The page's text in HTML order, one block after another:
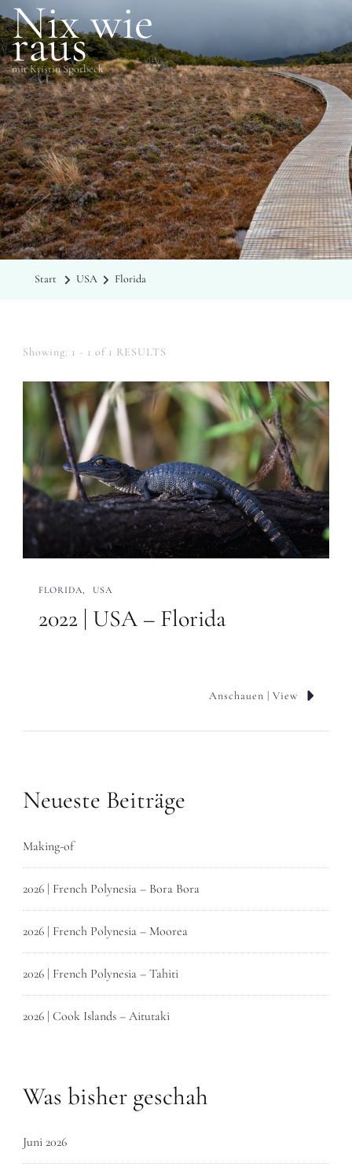
Nix wie
raus
mit Kristin Sporbeck
KATEGORIE
Florida
Start USA Florida
Showing: 1 - 1 of 1 RESULTS
FLORIDA USA
2022 | USA – Florida
Anschauen | View
Neueste Beiträge
Making-of
2026 | French Polynesia – Bora Bora
2026 | French Polynesia – Moorea
2026 | French Polynesia – Tahiti
2026 | Cook Islands – Aitutaki
Was bisher geschah
Juni 2026